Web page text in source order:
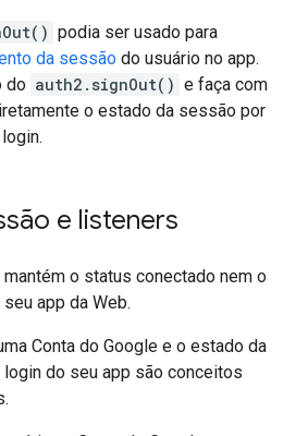
podia ser usado para
da sessão do usuário no app.
do auth2.signOut() e faça com
o estado da sessão por
e listeners
o status conectado nem o
app da Web.
Conta do Google e o estado da
do seu app são conceitos